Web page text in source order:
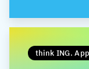
think ING. App